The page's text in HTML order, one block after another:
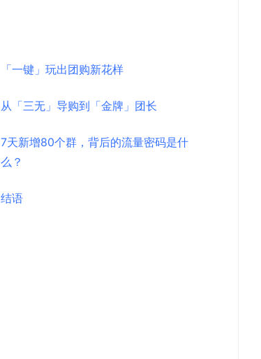
「一键」玩出团购新花样
从「三无」导购到「金牌」团长
7天新增80个群，背后的流量密码是什
么？
结语